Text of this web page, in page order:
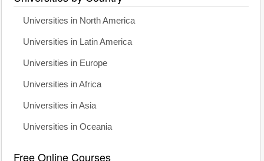
Universities in North America
Universities in Latin America
Universities in Europe
Universities in Africa
Universities in Asia
Universities in Oceania
Free Online Courses